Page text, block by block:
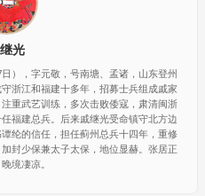
光
），字元敬，号南塘、孟诸，山东登州
浙江和福建十多年，招募士兵组成戚家
重武艺训练，多次击败倭寇，肃清闽浙
福建总兵。后来戚继光受命镇守北方边
纶的信任，担任蓟州总兵十四年，重修
封少保兼太子太保，地位显赫。张居正
境凄凉。